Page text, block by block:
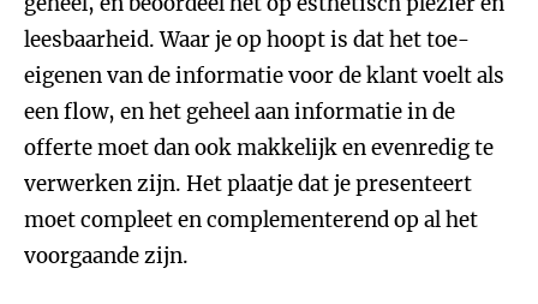
leesbaarheid. Waar je op hoopt is dat het toe-
eigenen van de informatie voor de klant voelt als
een flow, en het geheel aan informatie in de
offerte moet dan ook makkelijk en evenredig te
verwerken zijn. Het plaatje dat je presenteert
moet compleet en complementerend op al het
voorgaande zijn.